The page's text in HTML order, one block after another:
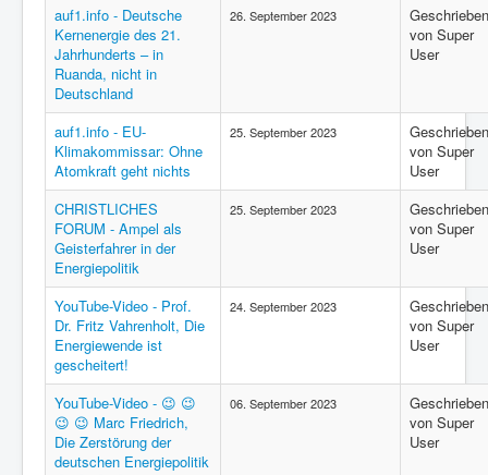
auf1.info - Deutsche
Kernenergie des 21.
Jahrhunderts – in
Ruanda, nicht in
Deutschland
26. September 2023
Geschrieben
von Super
User
auf1.info - EU-
Klimakommissar: Ohne
Atomkraft geht nichts
25. September 2023
Geschrieben
von Super
User
CHRISTLICHES
FORUM - Ampel als
Geisterfahrer in der
Energiepolitik
25. September 2023
Geschrieben
von Super
User
YouTube-Video - Prof.
Dr. Fritz Vahrenholt, Die
Energiewende ist
gescheitert!
24. September 2023
Geschrieben
von Super
User
YouTube-Video - 😉 😉
😉 😉 Marc Friedrich,
Die Zerstörung der
deutschen Energiepolitik
06. September 2023
Geschrieben
von Super
User